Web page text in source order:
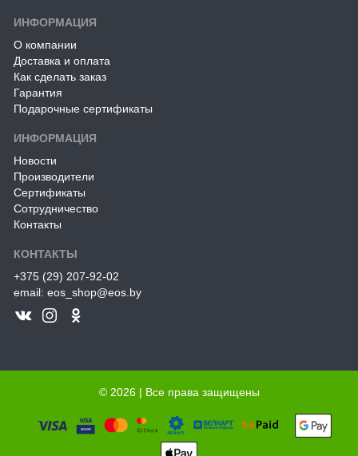
ИНФОРМАЦИЯ
О компании
Доставка и оплата
Как сделать заказ
Гарантия
Подарочные сертификаты
ИНФОРМАЦИЯ
Новости
Производители
Сертификаты
Сотрудничество
Контакты
КОНТАКТЫ
+375 (29) 207-92-02
email: eos_shop@eos.by
© 2026 | Все права защищены